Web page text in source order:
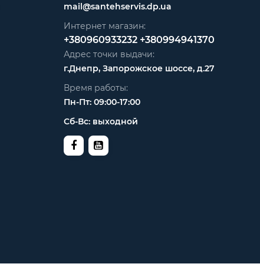
mail@santehservis.dp.ua
Интернет магазин:
+380960933232 +380994941370
Адрес точки выдачи:
г.Днепр, Запорожское шоссе, д.27
Время работы:
Пн-Пт: 09:00-17:00
Сб-Вс: выходной